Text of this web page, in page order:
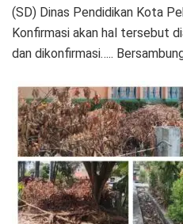
(SD) Dinas Pendidikan Kota
Konfirmasi akan hal tersebut
dan dikonfirmasi…..